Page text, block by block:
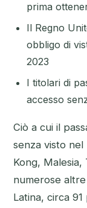
prima
Il Regno
obbligo di
2023
I titolari di
accesso
Ciò a cui il
senza visto
Kong, Malesia,
numerose
Latina, circa